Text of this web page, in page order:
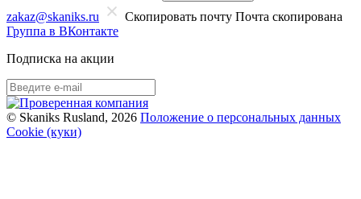
zakaz@skaniks.ru Скопировать почту Почта скопирована
Группа в ВКонтакте
Подписка на акции
© Skaniks Rusland, 2026 Положение о персональных данных
Cookie (куки)